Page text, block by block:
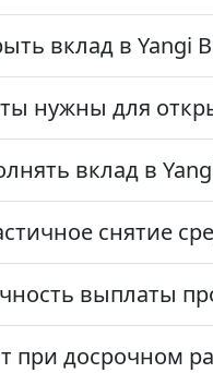
вклад в Yangi
нужны для
вклад в
снятие
выплаты
при досрочном